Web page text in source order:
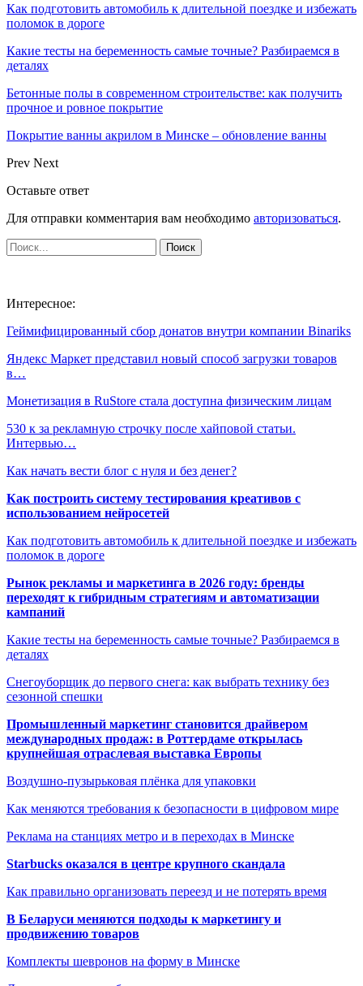
Как подготовить автомобиль к длительной поездке и избежать
поломок в дороге
Какие тесты на беременность самые точные? Разбираемся в
деталях
Бетонные полы в современном строительстве: как получить
прочное и ровное покрытие
Покрытие ванны акрилом в Минске – обновление ванны
Prev Next
Оставьте ответ
Для отправки комментария вам необходимо авторизоваться.
Интересное:
Геймифицированный сбор донатов внутри компании Binariks
Яндекс Маркет представил новый способ загрузки товаров
в…
Монетизация в RuStore стала доступна физическим лицам
530 к за рекламную строчку после хайповой статьи.
Интервью…
Как начать вести блог с нуля и без денег?
Как построить систему тестирования креативов с
использованием нейросетей
Как подготовить автомобиль к длительной поездке и избежать
поломок в дороге
Рынок рекламы и маркетинга в 2026 году: бренды
переходят к гибридным стратегиям и автоматизации
кампаний
Какие тесты на беременность самые точные? Разбираемся в
деталях
Снегоуборщик до первого снега: как выбрать технику без
сезонной спешки
Промышленный маркетинг становится драйвером
международных продаж: в Роттердаме открылась
крупнейшая отраслевая выставка Европы
Воздушно-пузырьковая плёнка для упаковки
Как меняются требования к безопасности в цифровом мире
Реклама на станциях метро и в переходах в Минске
Starbucks оказался в центре крупного скандала
Как правильно организовать переезд и не потерять время
В Беларуси меняются подходы к маркетингу и
продвижению товаров
Комплекты шевронов на форму в Минске